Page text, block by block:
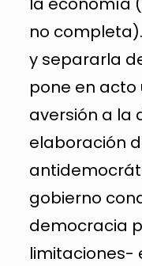
no
y separarla
pone en
aversión a la
elaboración
gobierno
democracia
limitaciones-